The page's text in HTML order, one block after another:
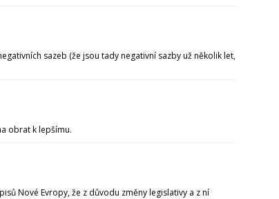
sazeb (že jsou tady negativní sazby už několik let,
obrat k lepšímu.
Nové Evropy, že z důvodu změny legislativy a z ní